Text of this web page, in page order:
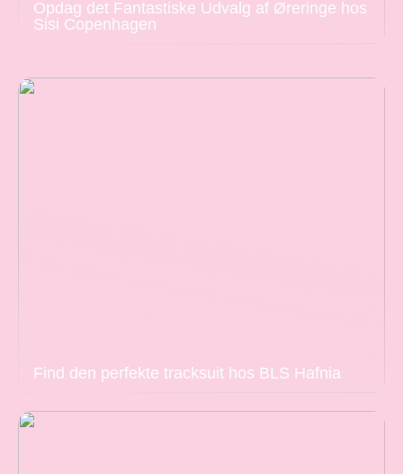
Opdag det Fantastiske Udvalg af Øreringe hos
Sisi Copenhagen
Find den perfekte tracksuit hos BLS Hafnia